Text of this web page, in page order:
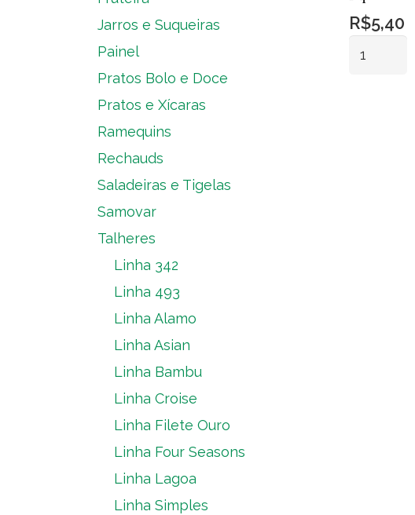
R$5,40
Jarros e Suqueiras
Painel
Pratos Bolo e Doce
Pratos e Xícaras
Ramequins
Rechauds
Saladeiras e Tigelas
Samovar
Talheres
Linha 342
Linha 493
Linha Alamo
Linha Asian
Linha Bambu
Linha Croise
Linha Filete Ouro
Linha Four Seasons
Linha Lagoa
Linha Simples